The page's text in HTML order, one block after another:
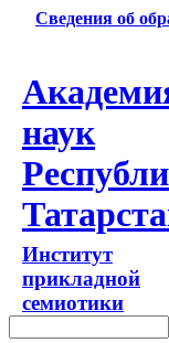
Сведения об
наук
Институт
прикладной
семиотики